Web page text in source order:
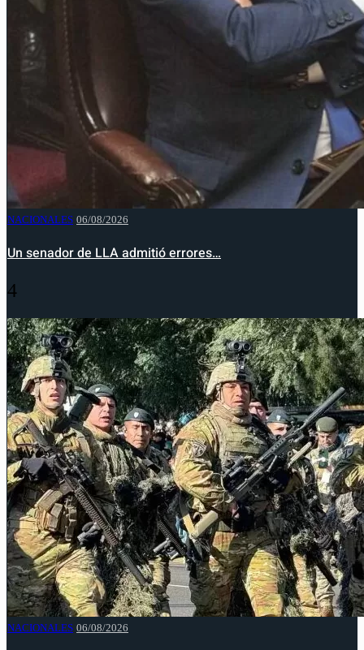
NACIONALES 06/08/2026
Un senador de LLA admitió errores…
4
NACIONALES 06/08/2026